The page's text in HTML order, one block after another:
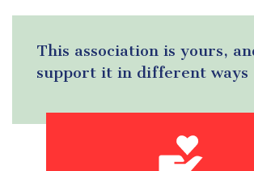
This association is yours,
support it in different ways